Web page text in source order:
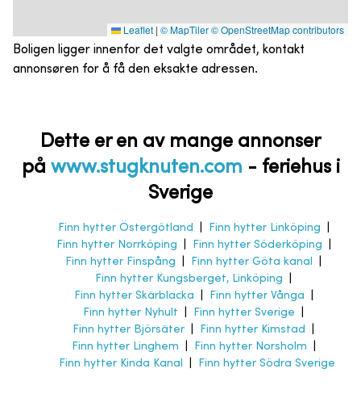
Leaflet | © MapTiler© OpenStreetMap contributors
Boligen ligger innenfor det valgte området, kontakt
annonsøren for å få den eksakte adressen.
Dette er en av mange annonser
på www.stugknuten.com - feriehus i
Sverige
Finn hytter Östergötland Finn hytter Linköping
Finn hytter Norrköping
Finn hytter Söderköping
Finn hytter Finspång
Finn hytter Göta kanal
Finn hytter Kungsberget, Linköping
Finn hytter Skärblacka
Finn hytter Vånga
Finn hytter Nyhult
Finn hytter Sverige
Finn hytter Björsäter
Finn hytter Kimstad
Finn hytter Linghem
Finn hytter Norsholm
Finn hytter Kinda Kanal
Finn hytter Södra Sverige